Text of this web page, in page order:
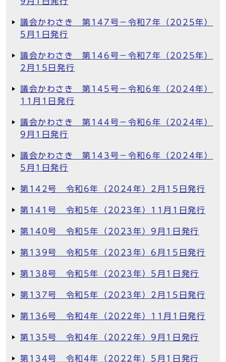
議会かわさき 第147号－令和7年（2025年）
5月1日発行
議会かわさき 第146号－令和7年（2025年）
2月15日発行
議会かわさき 第145号－令和6年（2024年）
11月1日発行
議会かわさき 第144号－令和6年（2024年）
9月1日発行
議会かわさき 第143号－令和6年（2024年）
5月1日発行
第142号 令和6年（2024年）2月15日発行
第141号 令和5年（2023年）11月1日発行
第140号 令和5年（2023年）9月1日発行
第139号 令和5年（2023年）6月15日発行
第138号 令和5年（2023年）5月1日発行
第137号 令和5年（2023年）2月15日発行
第136号 令和4年（2022年）11月1日発行
第135号 令和4年（2022年）9月1日発行
第134号 令和4年（2022年）5月1日発行